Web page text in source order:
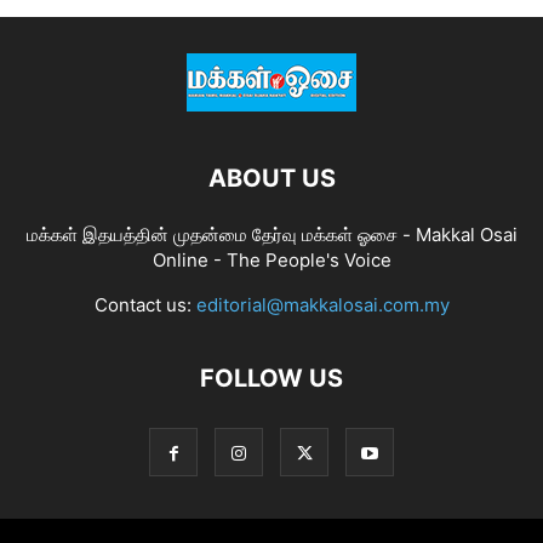
ABOUT US
மக்கள் இதயத்தின் முதன்மை தேர்வு மக்கள் ஓசை - Makkal Osai
Online - The People's Voice
Contact us: editorial@makkalosai.com.my
FOLLOW US